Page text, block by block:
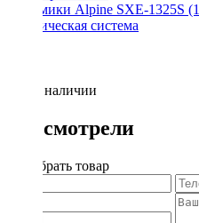
Динамики Alpine SXE-1325S
акустическая система
Нет в наличии
Вы смотрели
Подобрать товар